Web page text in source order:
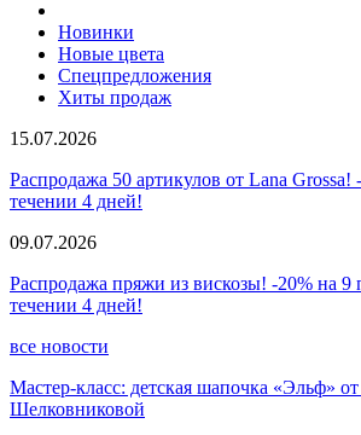
Новинки
Новые цвета
Спецпредложения
Хиты продаж
15.07.2026
Распродажа 50 артикулов от Lana Grossa!
течении 4 дней!
09.07.2026
Распродажа пряжи из вискозы! -20% на 9
течении 4 дней!
все новости
Мастер-класс: детская шапочка «Эльф»
Шелковниковой